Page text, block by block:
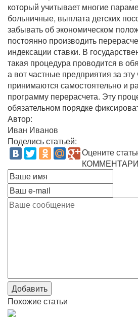
который учитывает многие
больничные, выплата детских
забывать об экономическом
постоянно производить
индексации ставки. В
такая процедура проводится в
а вот частные предприятия за эту
принимаются самостоятельно и
программу перерасчета. Эту
обязательном порядке
Автор:
Иван Иванов
Поделись статьей:
Оцените
Добавить
Похожие статьи